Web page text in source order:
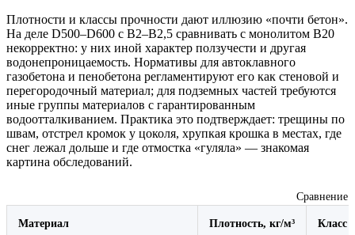
Плотности и классы прочности дают иллюзию «почти бетон».
На деле D500–D600 с B2–B2,5 сравнивать с монолитом B20
некорректно: у них иной характер ползучести и другая
водонепроницаемость. Нормативы для автоклавного
газобетона и пенобетона регламентируют его как стеновой и
перегородочный материал; для подземных частей требуются
иные группы материалов с гарантированным
водоотталкиванием. Практика это подтверждает: трещины по
швам, отстрел кромок у цоколя, хрупкая крошка в местах, где
снег лежал дольше и где отмостка «гуляла» — знакомая
картина обследований.
Сравнение
Материал Плотность, кг/м³ Класс